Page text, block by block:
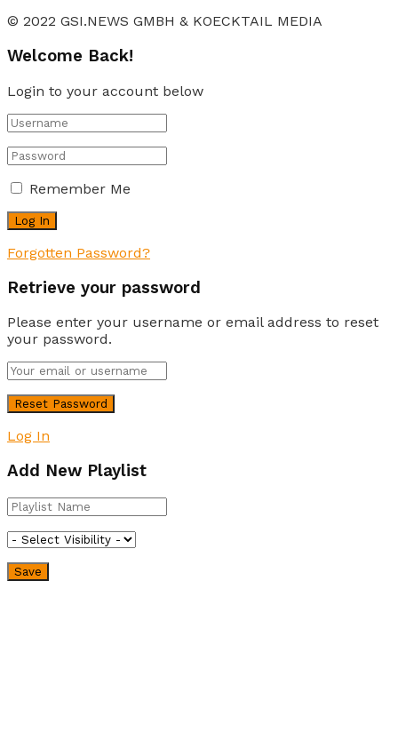
© 2022 GSI.NEWS GMBH & KOECKTAIL MEDIA
Welcome Back!
Login to your account below
Remember Me
Forgotten Password?
Retrieve your password
Please enter your username or email address to reset
your password.
Log In
Add New Playlist